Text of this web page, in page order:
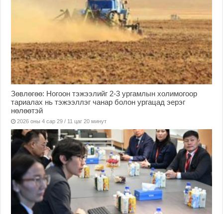
Зөвлөгөө: Ногоон тэжээлийг 2-3 ургамлын холимогоор
тариалах нь тэжээллэг чанар болон ургацад эерэг
нөлөөтэй
2026 оны 4 сар 29 / 11 цаг 20 минут